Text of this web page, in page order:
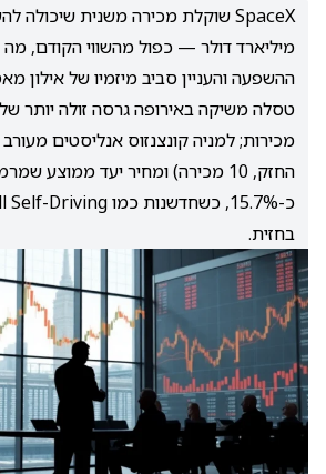
מיליארד דולר — כפול מהשווי הקודם,
ההשפעה והעניין סביב מיזמיו של אילון
החזק, 10 מכירה) ומחיר יעד ממוצע
בחזית.